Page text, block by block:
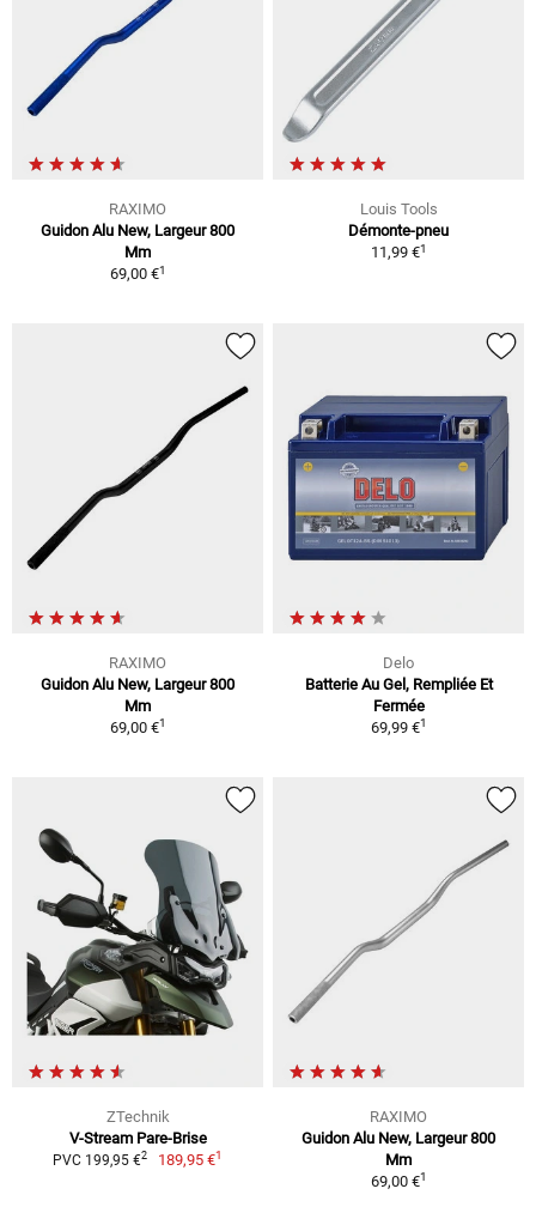
RAXIMO
Guidon Alu New, Largeur 800
Mm
69,00 €1
Louis Tools
Démonte-pneu
11,99 €1
RAXIMO
Guidon Alu New, Largeur 800
Mm
69,00 €1
Delo
Batterie Au Gel, Rempliée Et
Fermée
69,99 €1
ZTechnik
V-Stream Pare-Brise
PVC 199,95 €2 189,95 €1
RAXIMO
Guidon Alu New, Largeur 800
Mm
69,00 €1